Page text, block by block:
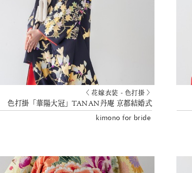
〈 花嫁衣装 - 色打掛 〉
色打掛「華陽大冠」TANAN丹庵 京都結婚式
kimono for bride